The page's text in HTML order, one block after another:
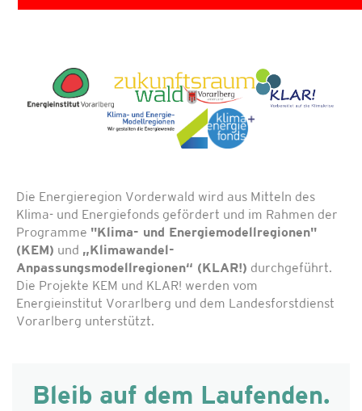
Die Energieregion Vorderwald wird aus Mitteln des
Klima- und Energiefonds gefördert und im Rahmen der
Programme "Klima- und Energiemodellregionen"
(KEM) und „Klimawandel-
Anpassungsmodellregionen“ (KLAR!) durchgeführt.
Die Projekte KEM und KLAR! werden vom
Energieinstitut Vorarlberg und dem Landesforstdienst
Vorarlberg unterstützt.
Bleib auf dem Laufenden.